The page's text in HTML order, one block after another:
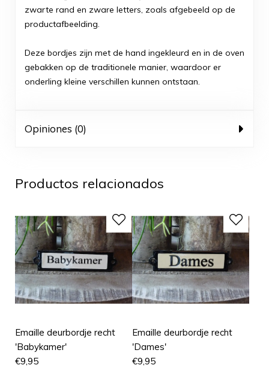
zwarte rand en zware letters, zoals afgebeeld op de
productafbeelding.
Deze bordjes zijn met de hand ingekleurd en in de oven
gebakken op de traditionele manier, waardoor er
onderling kleine verschillen kunnen ontstaan.
Opiniones (0)
Productos relacionados
Emaille deurbordje recht
'Babykamer'
€9,95
Emaille deurbordje recht
'Dames'
€9,95